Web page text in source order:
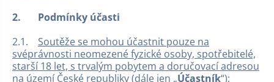
2. Podmínky účasti
2.1. Soutěže se mohou účastnit pouze na
svéprávnosti neomezené fyzické osoby, spotřebitelé,
starší 18 let, s trvalým pobytem a doručovací adresou
na území České republiky(dále jen „Účastník“);